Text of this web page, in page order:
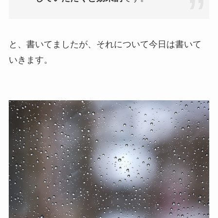
と、書いてましたが、それについて今日は書いて
いきます。